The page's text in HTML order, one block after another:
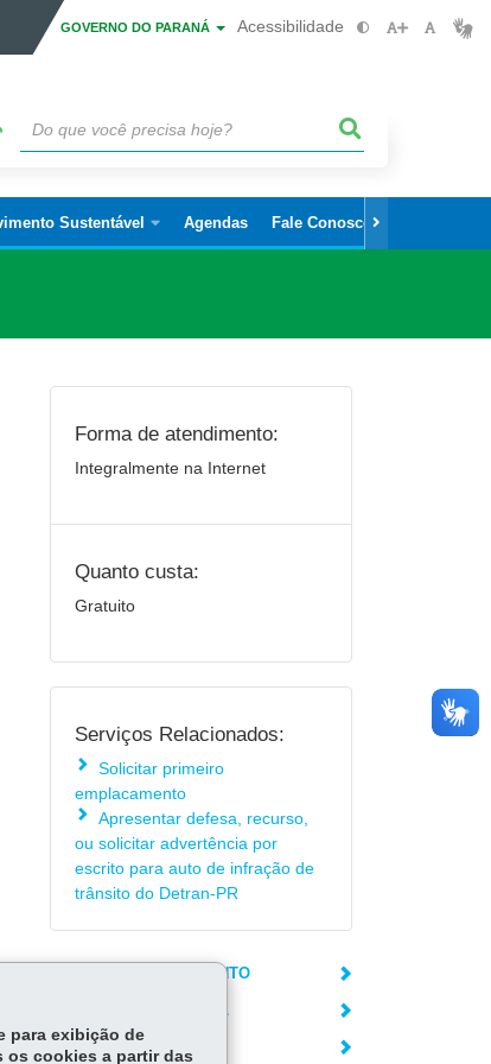
GOVERNO DO PARANÁ Acessibilidade
Sustentável Agendas Fale Conosco
Forma de atendimento:
Integralmente na Internet
Quanto custa:
Gratuito
Serviços Relacionados:
Solicitar primeiro
emplacamento
Apresentar defesa, recurso,
ou solicitar advertência por
escrito para auto de infração de
trânsito do Detran-PR
LOCAIS DE ATENDIMENTO
ÓRGÃO RESPONSÁVEL
DEIXE SUA OPINIÃO
para exibição de
os cookies a partir das